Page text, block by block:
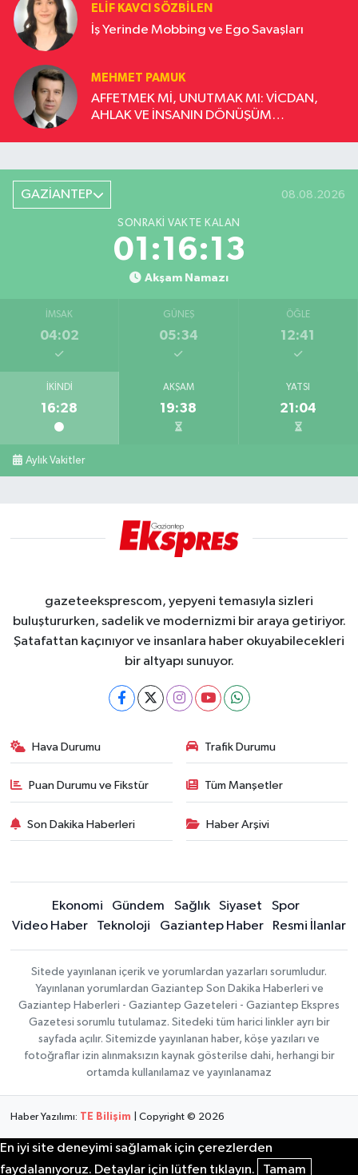
ELIF KAVCI SÖZBILEN
İş Yerinde Mobbing ve Ego Savaşları
MEHMET PAMUK
AFFETMEK Mİ, UNUTMAK MI: VİCDAN,
AHLAK VE İNSANIN DÖNÜŞÜM
GAZİANTEP 08.08.2026
SONRAKI VAKTE KALAN
01:16:13
Akşam Namazı
İMSAK
04:02
GÜNEŞ
05:34
ÖĞLE
12:41
İKINDI
16:28
AKŞAM
19:38
YATSI
21:04
Aylık Vakitler
gazeteeksprescom, yepyeni temasıyla sizleri
buluştururken, sadelik ve modernizmi bir araya getiriyor.
Şatafattan kaçınıyor ve insanlara haber okuyabilecekleri
bir altyapı sunuyor.
Hava Durumu Trafik Durumu
Puan Durumu ve Fikstür Tüm Manşetler
Son Dakika Haberleri Haber Arşivi
Ekonomi Gündem Sağlık Siyaset
Spor
Video Haber
Teknoloji Gaziantep Haber Resmi İlanlar
Sitede yayınlanan içerik ve yorumlardan yazarları sorumludur.
Yayınlanan yorumlardan Gaziantep Son Dakika Haberleri ve
Gaziantep Haberleri - Gaziantep Gazeteleri - Gaziantep Ekspres
Gazetesi sorumlu tutulamaz. Sitedeki tüm harici linkler ayrı bir
sayfada açılır. Sitemizde yayınlanan haber, köşe yazıları ve
fotoğraflar izin alınmaksızın kaynak gösterilse dahi, herhangi bir
ortamda kullanılamaz ve yayınlanamaz
Haber Yazılımı: TE Bilişim | Copyright © 2026
En iyi site deneyimi sağlamak için çerezlerden
faydalanıyoruz. Detaylar için lütfen tıklayın.
Tamam